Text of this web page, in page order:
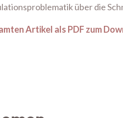
über die
Artikel als PDF zum